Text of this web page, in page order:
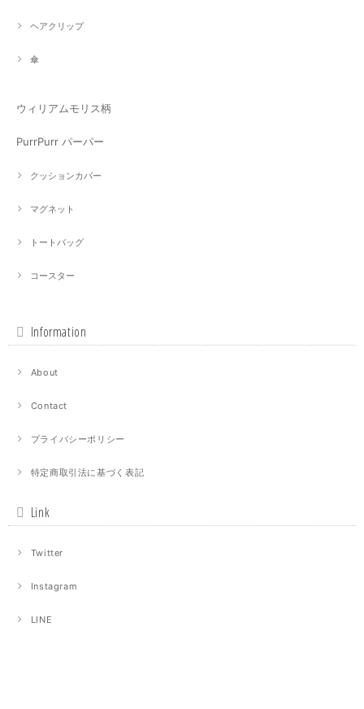
ヘアクリップ
傘
ウィリアムモリス柄
PurrPurr パーパー
クッションカバー
マグネット
トートバッグ
コースター
Information
About
Contact
プライバシーポリシー
特定商取引法に基づく表記
Link
Twitter
Instagram
LINE